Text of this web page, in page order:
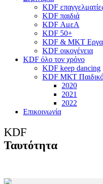
KDF
KDF παιδιά
KDF ΑμεΑ
KDF 50+
KDF & MKT
KDF οικογένεια
KDF όλο τον χρόνο
KDF keep dancing
KDF ΜΚΤ
2020
2021
2022
Επικοινωνία
KDF
Ταυτότητα